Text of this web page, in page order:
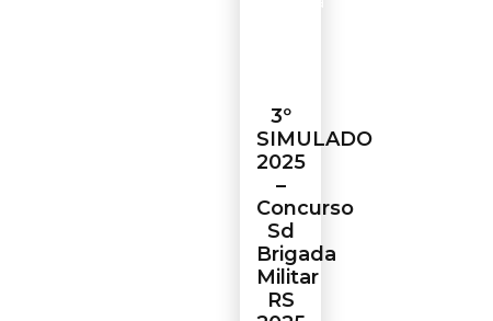
3º
SIMULADO
2025
–
Concurso
Sd
Brigada
Militar
RS